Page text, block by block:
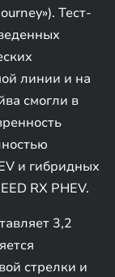
Тест-
линии и на
смогли в
и гибридных
RX PHEV.
3,2
стрелки и